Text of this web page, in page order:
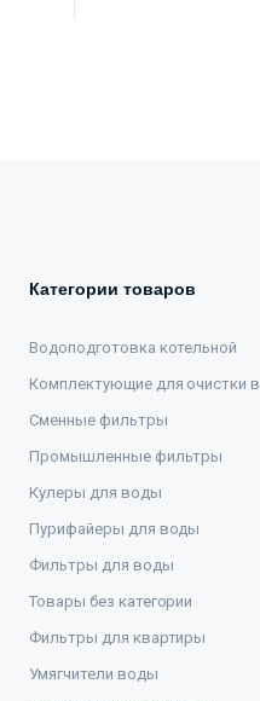
Категории товаров
Водоподготовка котельной
Комплектующие для очистки
Сменные фильтры
Промышленные фильтры
Кулеры для воды
Пурифайеры для воды
Фильтры для воды
Товары без категории
Фильтры для квартиры
Умягчители воды